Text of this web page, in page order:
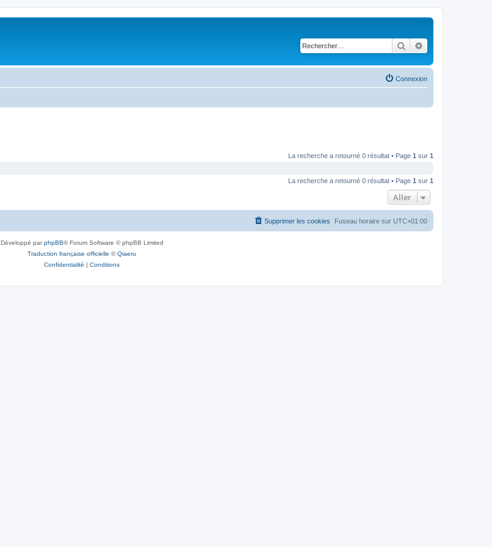
Rechercher
Connexion
La recherche a retourné 0 résultat • Page 1 sur 1
La recherche a retourné 0 résultat • Page 1 sur 1
Aller
Fuseau horaire sur UTC+01:00
Supprimer les cookies
Développé parphpBB® Forum Software © phpBB Limited
Traduction française officielle ©Qiaeru
Confidentialité | Conditions